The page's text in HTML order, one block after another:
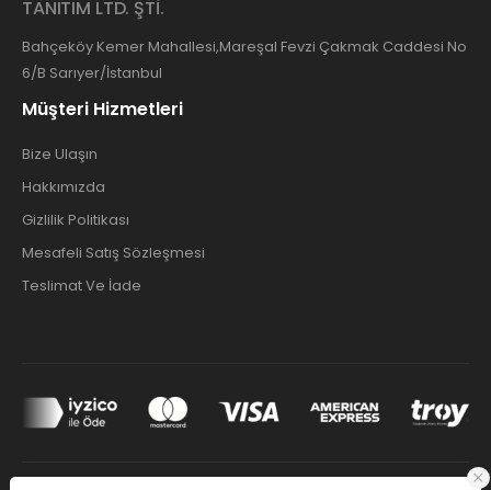
TANITIM LTD. ŞTİ.
Bahçeköy Kemer Mahallesi,Mareşal Fevzi Çakmak Caddesi No
6/B Sarıyer/İstanbul
Müşteri Hizmetleri
Bize Ulaşın
Hakkımızda
Gizlilik Politikası
Mesafeli Satış Sözleşmesi
Teslimat Ve İade